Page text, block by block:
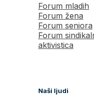
Forum mladih
Forum žena
Forum seniora
Forum
aktivistica
Naši ljudi